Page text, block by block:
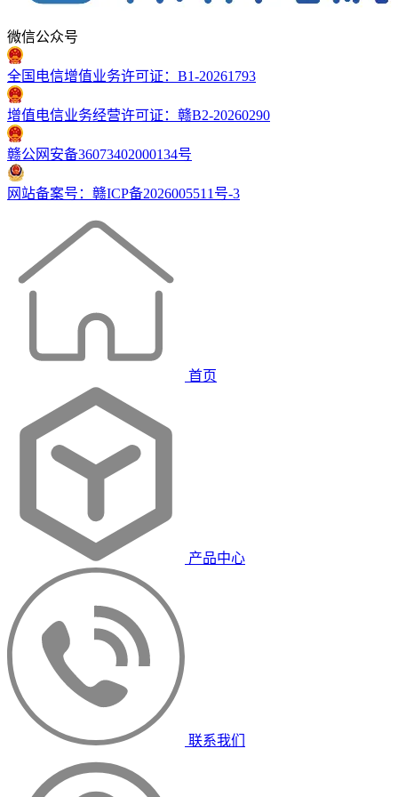
微信公众号
全国电信增值业务许可证：B1-20261793
增值电信业务经营许可证：赣B2-20260290
赣公网安备36073402000134号
网站备案号：赣ICP备2026005511号-3
首页
产品中心
联系我们